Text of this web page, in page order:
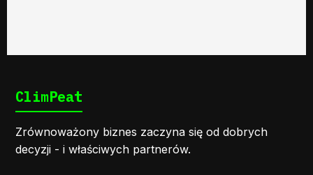
ClimPeat
Zrównoważony biznes zaczyna się od dobrych
decyzji - i właściwych partnerów.